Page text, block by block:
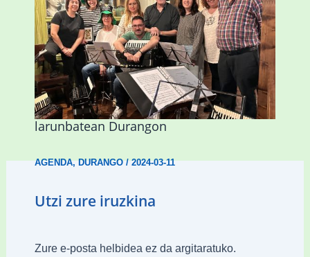
Herri Maite akordeoi taldeak S. Patrick
Irlandako patroia ospatuko du
larunbatean Durangon
AGENDA,DURANGO/2024-03-11
Utzi zure iruzkina
Zure e-posta helbidea ez da argitaratuko.